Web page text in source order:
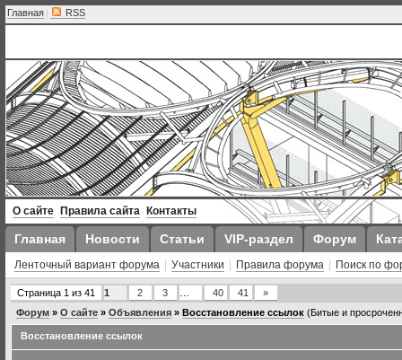
Главная | RSS
О сайте Правила сайта Контакты
Главная Новости Статьи VIP-раздел Форум
Ленточный вариант форума Участники Правила форума Поиск по
Страница 1 из 41 1 2 3 40 41
»
Форум » О сайте » Объявления » Восстановление ссылок (Битые и
Восстановление ссылок